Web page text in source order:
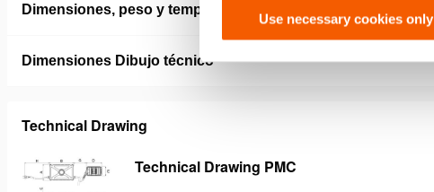
Use necessary cookies only
Dimensiones, peso y temperatura
Dimensiones Dibujo técnico
Technical Drawing
Technical Drawing PMC